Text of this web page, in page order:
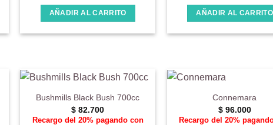
AÑADIR AL CARRITO AÑADIR AL CARRITO
Bushmills Black Bush 700cc
$ 82.700
Recargo del 20% pagando con
Connemara
$96.000
Recargo del 20%